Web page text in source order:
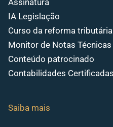
Assinatura
IA Legislação
Curso da reforma tributária
Monitor de Notas Técnicas
Conteúdo patrocinado
Contabilidades Certificadas
Saiba mais